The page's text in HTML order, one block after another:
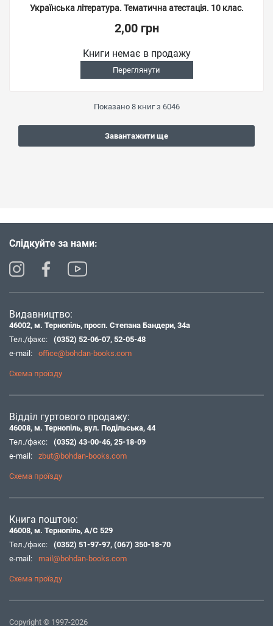
Українська література. Тематична атестація. 10 клас.
2,00 грн
Книги немає в продажу
Переглянути
Показано 8книг з 6046
Завантажити ще
Слідкуйте за нами:
Видавництво:
46002, м. Тернопіль, просп. Степана Бандери, 34а
Тел./факс:
(0352) 52-06-07, 52-05-48
e-mail:
office@bohdan-books.com
Схема проїзду
Відділ гуртового продажу:
46008, м. Тернопіль, вул. Подільська, 44
Тел./факс:
(0352) 43-00-46, 25-18-09
e-mail:
zbut@bohdan-books.com
Схема проїзду
Книга поштою:
46008, м. Тернопіль, А/С 529
Тел./факс:
(0352) 51-97-97, (067) 350-18-70
e-mail:
mail@bohdan-books.com
Схема проїзду
Copyright © 1997-2026